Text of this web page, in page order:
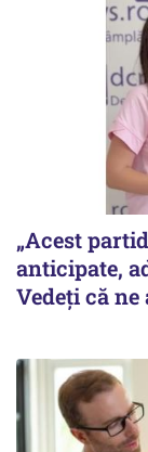
„Acest
anticipate,
Vedeți că ne